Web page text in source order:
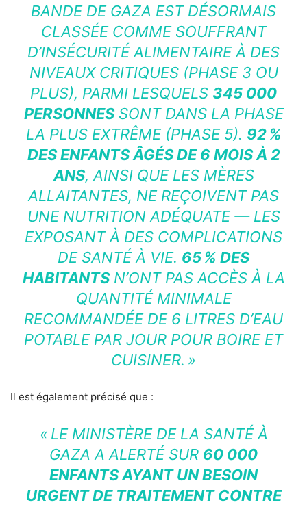
BANDE DE GAZA EST DÉSORMAIS
CLASSÉE COMME SOUFFRANT
D’INSÉCURITÉ ALIMENTAIRE À DES
NIVEAUX CRITIQUES (PHASE 3 OU
PLUS), PARMI LESQUELS 345 000
PERSONNESSONT DANS LA PHASE
LA PLUS EXTRÊME (PHASE 5). 92 %
DES ENFANTS ÂGÉS DE 6 MOIS À 2
ANS, AINSI QUE LES MÈRES
ALLAITANTES, NE REÇOIVENT PAS
UNE NUTRITION ADÉQUATE — LES
EXPOSANT À DES COMPLICATIONS
DE SANTÉ À VIE. 65 % DES
HABITANTSN’ONT PAS ACCÈS À LA
QUANTITÉ MINIMALE
RECOMMANDÉE DE 6 LITRES D’EAU
POTABLE PAR JOUR POUR BOIRE ET
CUISINER. »
Il est également précisé que :
« LE MINISTÈRE DE LA SANTÉ À
GAZA A ALERTÉ SUR 60 000
ENFANTS AYANT UN BESOIN
URGENT DE TRAITEMENT CONTRE